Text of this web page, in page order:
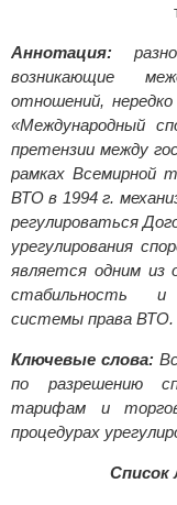
Аннотация:
возникающие
отношений,
«Международный
претензии между
рамках Всемирной
ВТО в 1994 г.
регулироваться
урегулирования
является одним из
стабильность и
системы права ВТО.
Ключевые слова:
по разрешению
тарифам и
процедурах
Список